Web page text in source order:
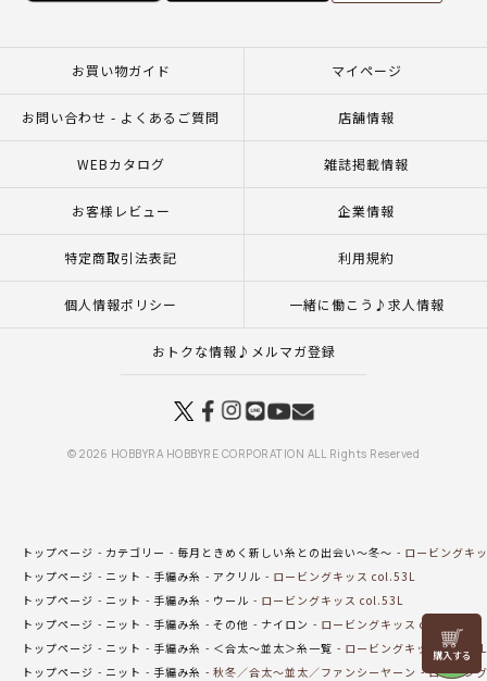
リリヤン
フェア
お買い物ガイド マイページ
お問い合わせ - よくあるご質問 店舗情報
WEBカタログ 雑誌掲載情報
お客様レビュー 企業情報
特定商取引法表記 利用規約
個人情報ポリシー 一緒に働こう♪求人情報
おトクな情報♪メルマガ登録
© 2026 HOBBYRA HOBBYRE CORPORATION ALL Rights Reserved
トップページ カテゴリー 毎月ときめく新しい糸との出会い～冬～
ロービングキ
トップページ
ニット 手編み糸 アクリル
ロービングキッス col.53L
トップページ
ニット 手編み糸 ウール
ロービングキッス col.53L
トップページ
ニット 手編み糸 その他 ナイロン
ロービングキッス col.53L
トップページ
ニット 手編み糸 ＜合太～並太＞糸一覧
ロービングキッス col.53L
トップページ
ニット 手編み糸 秋冬／合太～並太／ファンシーヤーン ロービン